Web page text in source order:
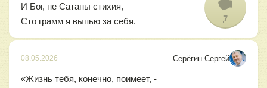
И Бог, не Сатаны стихия,
Сто грамм я выпью за себя.
7
08.05.2026 Серёгин Сергей
«Жизнь тебя, конечно, поимеет, -